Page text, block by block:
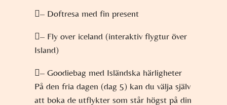
– Doftresa med fin present
– Fly over iceland (interaktiv flygtur över
Island)
– Goodiebag med Isländska härligheter
På den fria dagen (dag 5) kan du välja själv
att boka de utflykter som står högst på din